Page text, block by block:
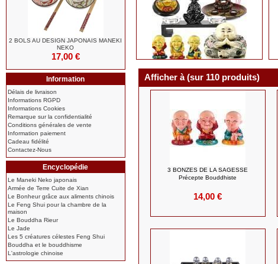
Afficher à (sur 110 produits)
3 BONZES DE LA SAGESSE
Précepte Bouddhiste
14,00 €
2 BOLS AU DESIGN JAPONAIS MANEKI
NEKO
17,00 €
Information
Délais de livraison
Informations RGPD
Informations Cookies
Remarque sur la confidentialité
Conditions générales de vente
Information paiement
Cadeau fidélité
Contactez-Nous
Encyclopédie
Le Maneki Neko japonais
Armée de Terre Cuite de Xian
Le Bonheur grâce aux aliments chinois
Le Feng Shui pour la chambre de la
maison
Le Bouddha Rieur
Le Jade
Les 5 créatures célestes Feng Shui
Bouddha et le bouddhisme
L'astrologie chinoise